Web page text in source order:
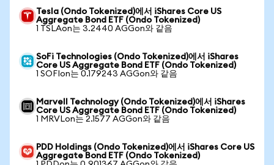
Tesla (Ondo Tokenized)에서 iShares Core US
Aggregate Bond ETF (Ondo Tokenized)
1 TSLAon는 3.2440 AGGon와 같음
SoFi Technologies (Ondo Tokenized)에서 iShares
Core US Aggregate Bond ETF (Ondo Tokenized)
1 SOFIon는 0.179243 AGGon와 같음
Marvell Technology (Ondo Tokenized)에서 iShares
Core US Aggregate Bond ETF (Ondo Tokenized)
1 MRVLon는 2.1577 AGGon와 같음
PDD Holdings (Ondo Tokenized)에서 iShares Core US
Aggregate Bond ETF (Ondo Tokenized)